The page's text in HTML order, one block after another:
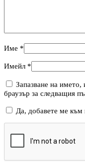
Име *
Имейл *
Запазване на името,
браузър за следващия
Да, добавете ме